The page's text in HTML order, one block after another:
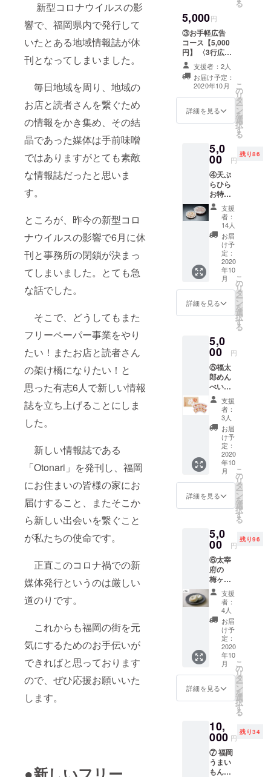
新型コロナウイルスの影
響で、福岡県内で発行して
いたとある地域情報誌が休
刊となってしまいました。
毎日地域を周り、地域の
お店と読者さんを繋ぐため
の情報をかき集め、その結
晶であった媒体は手前味噌
ではありますがとても素敵
な情報誌だったと思いま
す。
ところが、昨今の新型コロ
ナウイルスの影響で6月に休
刊と事務所の閉鎖が決まっ
てしまいました。とても急
な話でした。
そこで、どうしてもまた
フリーペーパー事業をやり
たい！またお店と読者さん
の架け橋になりたい！と
思った有志6人で新しい情報
誌を立ち上げることにしま
した。
新しい情報誌である
「Otonari」を発刊し、福岡
にお住まいの皆様の家にお
届けすること、またそこか
ら新しい出会いを繋ぐこと
が私たちの使命です。
正直このコロナ禍での新
媒体発行というのは厳しい
道のりです。
これからも福岡の街を元
気にするためのお手伝いが
できればと思っております
ので、ぜひ応援お願いいた
します。
トルロ
ゴのオ
リジナ
ルス
テッ
カーを
お送り
させて
いただ
す。
る
5,000円
③お手軽広告
コース【5,000
円】 〈3行広告
掲載＋1冊＋感謝
のお手紙＋
Otonariステッ
カー 〉 あなたの
3行広告が雑誌に
載ります！ 一言
通す必要があり
支援者：2人
お届け予定：
2020年10月
詳細を見る
こ
の
リ
タ
ー
ン
を
選
択
す
る
5,0
00 円
残り86
④天ぷ
らひら
お特製
塩辛
コース
【5,000
円】
〈冷凍
天ぷら
ひらお
特製塩
辛 1箱
＋1冊＋
感謝の
お手紙
＋
ステッ
カー〉
福岡の
天ぷら
といえ
ば、天
ぷらひ
らお！
カウン
ターに
置いて
ある、
いつも
箸が止
まらな
くな
る、柚
す
る、"あ
の塩
辛"を1
箱お送
りさせ
ていた
だきま
す。 協
力：天
婦羅ひ
らお
様
https://
www.hir
ao-
foods.n
支援
者：
14人
お届
け予
定：
2020
年10
月
詳細を見る
こ
の
リ
タ
ー
ン
を
選
択
す
る
5,0
00 円
⑤福太
郎めん
べい
コース
【5,000
円】
〈めん
べい1箱
＋1冊＋
感謝の
お手紙
Otonari
ステッ
カー〉
ピリッ
てやめ
られな
い！福
太郎さ
んの明
太子せ
んべ
い"めん
べい"を
お送り
させて
いただ
きま
す。明
日のお
やつに
もよ
し！ 協
力：山
口油屋
福太郎
様
https://
支援
者：
3人
お届
け予
定：
2020
年10
月
詳細を見る
こ
の
リ
タ
ー
ン
を
選
択
す
る
5,0
00 円
残り96
⑥太宰
府の
梅ヶ枝
餅コー
ス
【5,000
円】
〈冷凍
梅ヶ枝
餅1箱(5
個入り)
＋1冊＋
感謝の
お手紙
＋
Otonari
カー〉
太宰府
にお参
りした
ら必ず
食べた
支援
者：
4人
お届
け予
定：
2020
年10
月
詳細を見る
こ
の
リ
タ
ー
ン
を
選
択
す
る
10,
000 円
残り34
⑦ 福岡
うまい
もん